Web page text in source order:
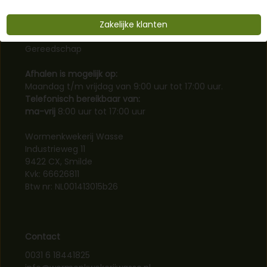
Zakelijke klanten
Biologische gewasbescherming
Boeken en e-books
Gereedschap
Afhalen is mogelijk op:
Maandag t/m vrijdag van 9:00 uur tot 17:00 uur.
Telefonisch bereikbaar van:
ma-vrij 8:00 uur tot 17:00 uur
Wormenkwekerij Wasse
Industrieweg 11
9422 CX, Smilde
Kvk: 66626811
Btw nr: NL001413015b26
Contact
0031 6 18441825